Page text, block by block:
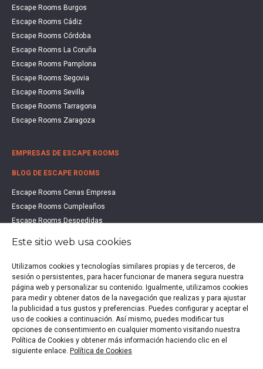
Escape Rooms Burgos
Escape Rooms Cádiz
Escape Rooms Córdoba
Escape Rooms La Coruña
Escape Rooms Pamplona
Escape Rooms Segovia
Escape Rooms Sevilla
Escape Rooms Tarragona
Escape Rooms Zaragoza
EMPRESAS DE ESCAPE ROOMS
BLOG DE ESCAPE ROOMS
Escape Rooms Cenas Empresa
Escape Rooms Cumpleaños
Escape Rooms Despedidas
Escape Rooms Halloween
Escape Rooms San Valentín
Estudio de Mercado Escape Rooms 2021
Qué es un Escape Room
Qué es un Hall Escape
Este sitio web usa cookies
Utilizamos cookies y tecnologías similares propias y de terceros, de
sesión o persistentes, para hacer funcionar de manera segura nuestra
página web y personalizar su contenido. Igualmente, utilizamos cookies
para medir y obtener datos de la navegación que realizas y para ajustar
la publicidad a tus gustos y preferencias. Puedes configurar y aceptar el
uso de cookies a continuación. Así mismo, puedes modificar tus
opciones de consentimiento en cualquier momento visitando nuestra
Política de Cookies y obtener más información haciendo clic en el
siguiente enlace. Política de Cookies